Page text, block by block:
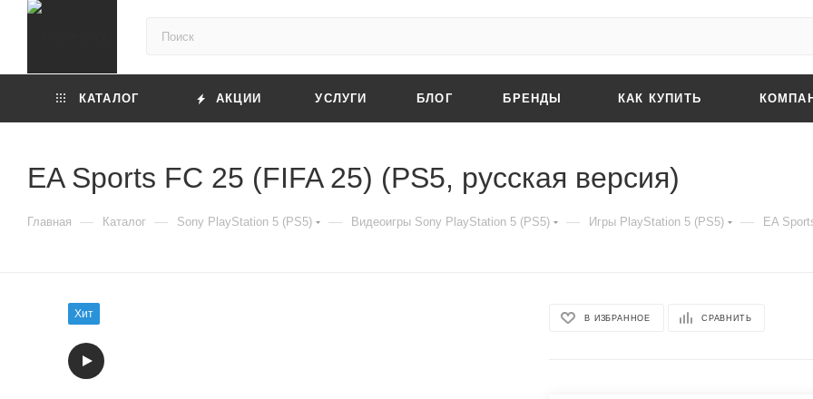
КАТАЛОГ АКЦИИ УСЛУГИ БЛОГ БРЕНДЫ КАК КУПИТЬ
EA Sports FC 25 (FIFA 25) (PS5, русская версия)
Главная — Каталог — Sony PlayStation 5 (PS5) — Видеоигры Sony PlayStation 5 (PS5) — Игры PlayStation 5 (PS5) — EA
Хит В ИЗБРАННОЕ СРАВНИТЬ